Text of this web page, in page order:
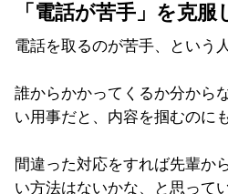
「電話が苦手」を克服
電話を取るのが苦手、という
誰からかかってくるか分から
い用事だと、内容を掴むのに
間違った対応をすれば先輩か
い方法はないかな、と思って